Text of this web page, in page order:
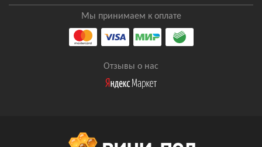
Мы принимаем к оплате
Отзывы о нас